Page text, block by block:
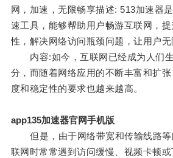
网，加速，无限畅享描述: 513加速器
速工具，能够帮助用户畅游互联网，
性，解决网络访问瓶颈问题，让用户无
内容:如今，互联网已经成为人们生
分，而随着网络应用的不断丰富和扩
度和稳定性的要求也越来越高。
app135加速器官网手机版
但是，由于网络带宽和传输线路等
联网时常常遇到访问缓慢、视频卡顿